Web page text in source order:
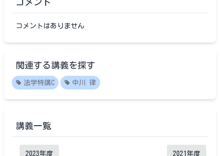
コメント
コメントはありません
関連する講義を探す
法学特講C 中川 律
講義一覧
2023年度 2021 年度